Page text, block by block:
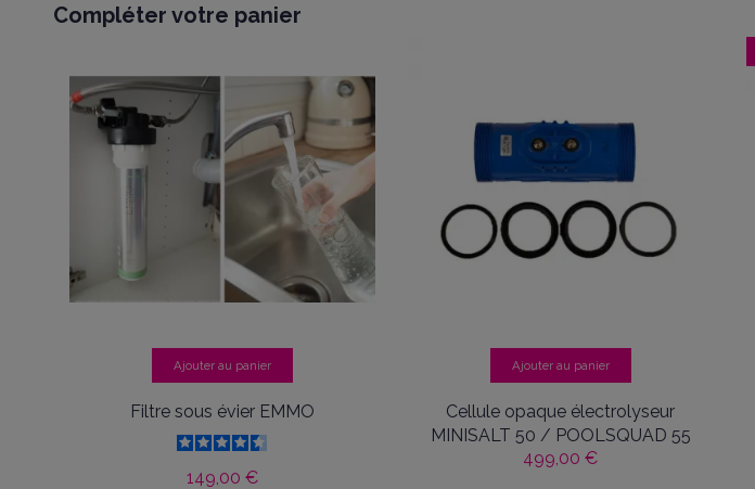
Compléter votre panier
Ajouter au panier
Filtre sous évier EMMO
149,00 €
Ajouter au panier
Cellule opaque électrolyseur
MINISALT 50 / POOLSQUAD 55
499,00 €